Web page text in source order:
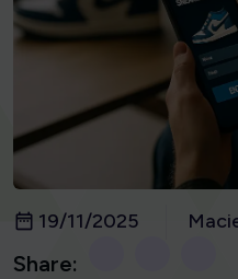
19/11/2025
Share: